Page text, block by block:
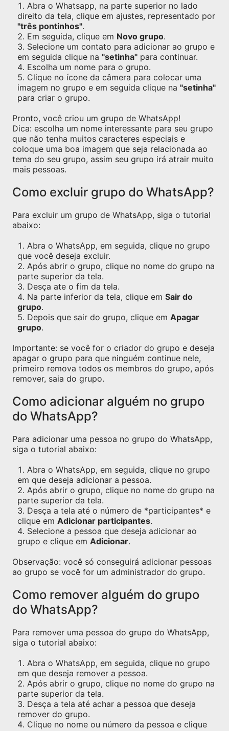
Abra o Whatsapp, na parte superior no lado
direito da tela, clique em ajustes, representado por
"três pontinhos".
Em seguida, clique em Novo grupo.
Selecione um contato para adicionar ao grupo e
em seguida clique na "setinha" para continuar.
Escolha um nome para o grupo.
Clique no ícone da câmera para colocar uma
imagem no grupo e em seguida clique na "setinha"
para criar o grupo.
Pronto, você criou um grupo de WhatsApp!
Dica: escolha um nome interessante para seu grupo
que não tenha muitos caracteres especiais e
coloque uma boa imagem que seja relacionada ao
tema do seu grupo, assim seu grupo irá atrair muito
mais pessoas.
Como excluir grupo do WhatsApp?
Para excluir um grupo de WhatsApp, siga o tutorial
abaixo:
Abra o WhatsApp, em seguida, clique no grupo
que você deseja excluir.
Após abrir o grupo, clique no nome do grupo na
parte superior da tela.
Desça ate o fim da tela.
Na parte inferior da tela, clique em Sair do
grupo.
Depois que sair do grupo, clique em Apagar
grupo.
Importante: se você for o criador do grupo e deseja
apagar o grupo para que ninguém continue nele,
primeiro remova todos os membros do grupo, após
remover, saia do grupo.
Como adicionar alguém no grupo
do WhatsApp?
Para adicionar uma pessoa no grupo do WhatsApp,
siga o tutorial abaixo:
Abra o WhatsApp, em seguida, clique no grupo
em que deseja adicionar a pessoa.
Após abrir o grupo, clique no nome do grupo na
parte superior da tela.
Desça a tela até o número de *participantes* e
clique em Adicionar participantes.
Selecione a pessoa que deseja adicionar ao
grupo e clique em Adicionar.
Observação: você só conseguirá adicionar pessoas
ao grupo se você for um administrador do grupo.
Como remover alguém do grupo
do WhatsApp?
Para remover uma pessoa do grupo do WhatsApp,
siga o tutorial abaixo:
Abra o WhatsApp, em seguida, clique no grupo
em que deseja remover a pessoa.
Após abrir o grupo, clique no nome do grupo na
parte superior da tela.
Desça a tela até achar a pessoa que deseja
remover do grupo.
Clique no nome ou número da pessoa e clique